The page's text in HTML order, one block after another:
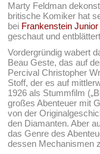
Marty Feldman
britische Komiker hat
bei Frankenstein Junior
geschaut und
Vordergründig wabert
Beau Geste, das auf
Percival Christopher
Stoff, der es auf
1926 als Stummfilm
großes Abenteuer mit
von der
den Diamanten. Aber
das Genre des
dessen Mechanismen